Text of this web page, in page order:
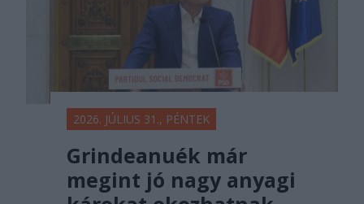
2026. JÚLIUS 31., PÉNTEK
Grindeanuék már
megint jó nagy anyagi